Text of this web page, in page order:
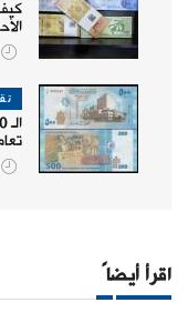
اقرأ أيضاً